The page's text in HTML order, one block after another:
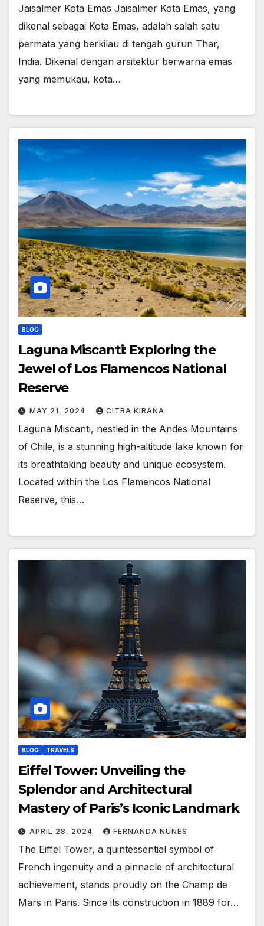
Jaisalmer Kota Emas Jaisalmer Kota Emas, yang
dikenal sebagai Kota Emas, adalah salah satu
permata yang berkilau di tengah gurun Thar,
India. Dikenal dengan arsitektur berwarna emas
yang memukau, kota…
BLOG
Laguna Miscanti: Exploring the
Jewel of Los Flamencos National
Reserve
MAY 21, 2024 CITRA KIRANA
Laguna Miscanti, nestled in the Andes Mountains
of Chile, is a stunning high-altitude lake known for
its breathtaking beauty and unique ecosystem.
Located within the Los Flamencos National
Reserve, this…
BLOG TRAVELS
Eiffel Tower: Unveiling the
Splendor and Architectural
Mastery of Paris’s Iconic Landmark
APRIL 28, 2024 FERNANDA NUNES
The Eiffel Tower, a quintessential symbol of
French ingenuity and a pinnacle of architectural
achievement, stands proudly on the Champ de
Mars in Paris. Since its construction in 1889 for…